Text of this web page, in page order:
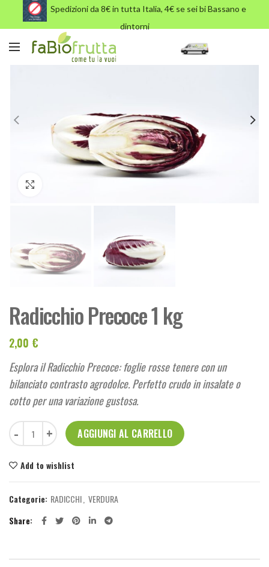
Spedizioni da 8€ in tutta Italia, 4€ se sei bi Bassano e
dintorni
Radicchio Precoce 1 kg
2,00 €
Esplora il Radicchio Precoce: foglie rosse tenere con un
bilanciato contrasto agrodolce. Perfetto crudo in insalate o
cotto per una variazione gustosa.
Radicchio Precoce 1 kg quantitàAGGIUNGI AL CARRELLO
Add to wishlist
Categorie: RADICCHI, VERDURA
Share